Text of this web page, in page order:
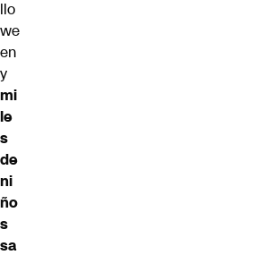
llo
we
en
y
mi
le
s
de
ni
ño
s
sa